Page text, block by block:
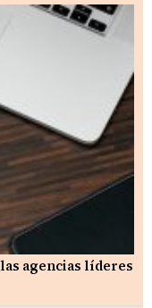
agencias líderes